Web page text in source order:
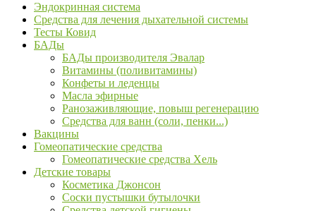
Эндокринная система
Средства для лечения дыхательной системы
Тесты Ковид
БАДы
БАДы производителя Эвалар
Витамины (поливитамины)
Конфеты и леденцы
Масла эфирные
Ранозаживляющие, повыш регенерацию
Средства для ванн (соли, пенки...)
Вакцины
Гомеопатические средства
Гомеопатические средства Хель
Детские товары
Косметика Джонсон
Соски пустышки бутылочки